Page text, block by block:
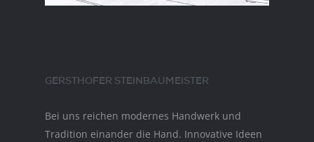
GERSTHOFER STEINBAUMEISTER
Bei uns reichen modernes Handwerk und
Tradition einander die Hand. Innovative Ideen